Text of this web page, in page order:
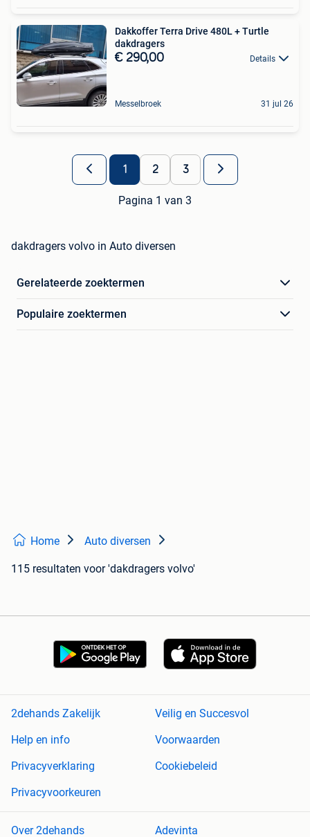
Dakkoffer Terra Drive 480L + Turtle
dakdragers
€ 290,00 Details
Messelbroek 31 jul 26
1 2 3
Pagina 1 van 3
dakdragers volvo in Auto diversen
Gerelateerde zoektermen
Populaire zoektermen
Home Auto diversen
115 resultaten voor 'dakdragers volvo'
2dehands Zakelijk
Veilig en Succesvol
Help en info
Voorwaarden
Privacyverklaring
Cookiebeleid
Privacyvoorkeuren
Over 2dehands Adevinta